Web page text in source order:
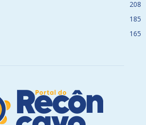
208
185
165